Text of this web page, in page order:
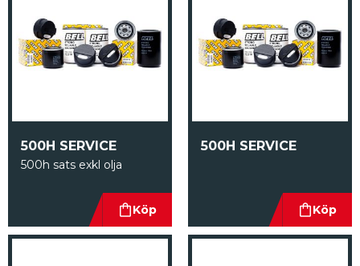
500H SERVICE
500h sats exkl olja
500H SERVICE